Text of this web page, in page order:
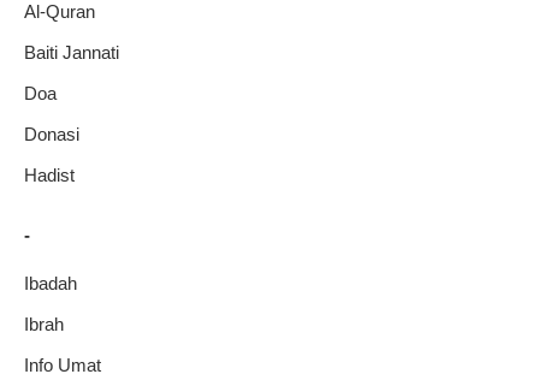
Al-Quran
Baiti Jannati
Doa
Donasi
Hadist
-
Ibadah
Ibrah
Info Umat